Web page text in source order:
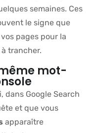
semaines. Ces
le signe que
pages pour la
trancher.
mot-
dans Google Search
et que vous
apparaître